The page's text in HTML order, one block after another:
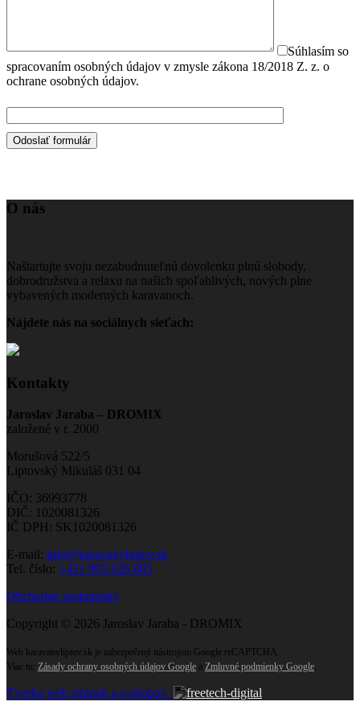
Súhlasím so
spracovaním osobných údajov v zmysle zákona 18/2018 Z. z. o
ochrane osobných údajov.
O nás
Naštartujte svoju nezabudnuteľnú dovolenku plnú slobody,
dobrodružstva a relaxu na našich spoľahlivých, nových plne
vybavených moderných karavanoch.
Nájdete nás na sociálnych sieťach:
Kontakty
Jaroslav Jaraba – DROMIX
založené v r. 2000
Morušová 522/5
Liptovský Mikuláš 031 04
IČO: 36993778
DIČ: 1020081326
IČ DPH: SK1020081326
E-mail: info@karavanyliptov.sk
Tel. číslo: +421 903 626 885
Obchodné podmienky
Copyright © 2026 Jaroslav Jaraba - DROMIX
Web karavanyliptov.sk je zabezpečený nástrojom Google reCAPTCHA.
Viac tu: Zásady ochrany osobných údajov Google a Zmluvné podmienky Google
Tvorba web stránok a e-shopov